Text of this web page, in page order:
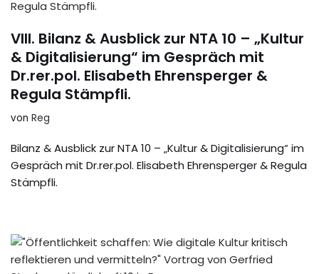
VIII. Bilanz & Ausblick zur NTA 10 – „Kultur
& Digitalisierung“ im Gespräch mit
Dr.rer.pol. Elisabeth Ehrensperger &
Regula Stämpfli.
von Reg
Bilanz & Ausblick zur NTA 10 – „Kultur & Digitalisierung“ im
Gespräch mit Dr.rer.pol. Elisabeth Ehrensperger & Regula
Stämpfli.